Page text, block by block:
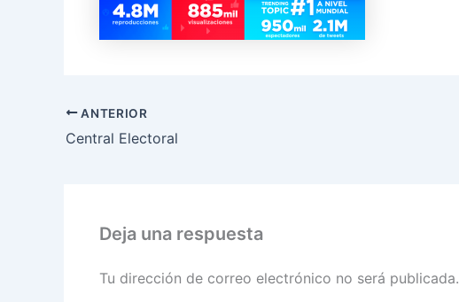
ANTERIOR
Central Electoral
Deja una respuesta
Tu dirección de correo electrónico no será publicada.